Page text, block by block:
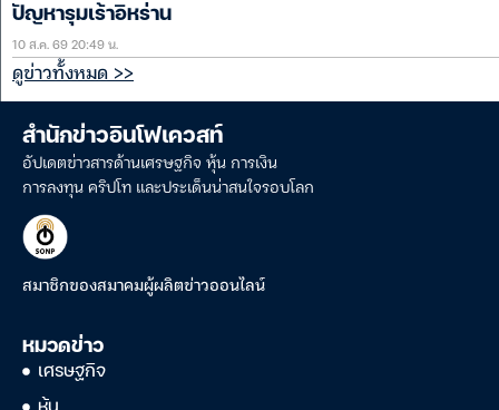
ปัญหารุมเร้าอิหร่าน
10 ส.ค. 69 20:49 น.
ดูข่าวทั้งหมด >>
สำนักข่าวอินโฟเควสท์
อัปเดตข่าวสารด้านเศรษฐกิจ หุ้น การเงิน
การลงทุน คริปโท และประเด็นน่าสนใจรอบโลก
สมาชิกของสมาคมผู้ผลิตข่าวออนไลน์
หมวดข่าว
เศรษฐกิจ